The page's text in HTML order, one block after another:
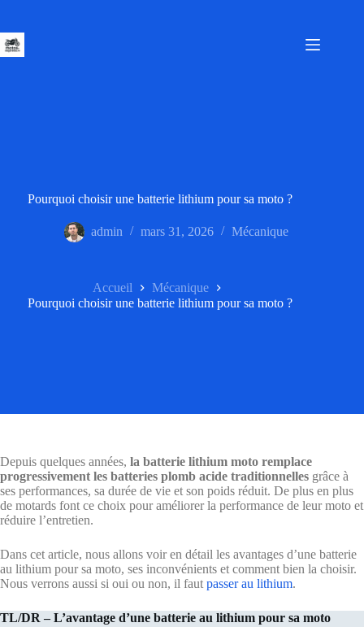
contenu
Pourquoi choisir une batterie lithium pour sa moto ?
admin mars 31, 2026 Mécanique
Accueil
Mécanique
Pourquoi choisir une batterie lithium pour sa moto ?
Depuis quelques années, la batterie lithium moto remplace
progressivement les batteries plomb acide traditionnelles grâce à
ses performances, sa durée de vie et son poids réduit. De plus en plus
de motards font ce choix pour améliorer la performance de leur moto et
réduire l’entretien.
Dans cet article, nous allons voir en détail les avantages d’une batterie
au lithium pour sa moto, ses inconvénients et comment bien la choisir.
Nous verrons aussi si oui ou non, il faut passer au lithium.
TL/DR – L’avantage d’une batterie au lithium pour sa moto